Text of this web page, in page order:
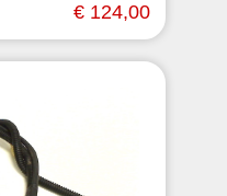
€ 124,00